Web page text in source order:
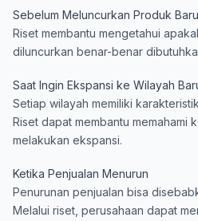
Sebelum Meluncurkan Produk Baru
Riset membantu mengetahui
diluncurkan benar-benar
Saat Ingin Ekspansi ke Wilayah
Setiap wilayah memiliki
Riset dapat membantu memahami
melakukan ekspansi.
Ketika Penjualan Menurun
Penurunan penjualan bisa
Melalui riset, perusahaan dapat